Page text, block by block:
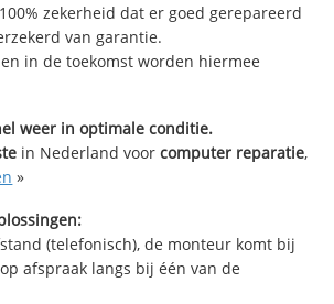
zekerheid dat er goed gerepareerd
van garantie.
in de toekomst worden hiermee
weer in optimale conditie.
in Nederland voorcomputer reparatie,
»
(telefonisch), de monteur komt bij
afspraak langs bij één van de